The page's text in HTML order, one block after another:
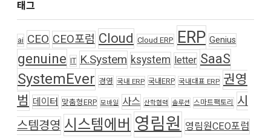
태그
ai CEO CEO포럼 Cloud Cloud ERP ERP Genius
genuine IT K.System ksystem letter SaaS
SystemEver 경영 국내 ERP 국내ERP 국내대표 ERP 권영
범 데이터 맞춤형ERP 모바일 사스 산학협력 솔루션 스마트팩토리 시
스템경영 시스템에버영림원 영림원CEO포럼